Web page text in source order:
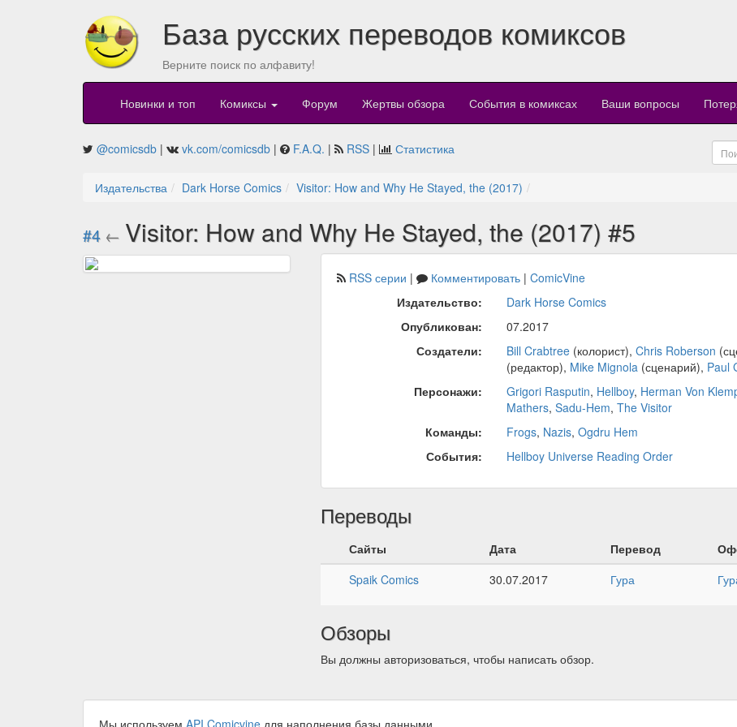
База русских переводов комиксов
Верните поиск по алфавиту!
Новинки и топ Комиксы Форум Жертвы обзора События в комиксах Ваши вопросы
@comicsdb | vk.com/comicsdb | F.A.Q. | RSS | Статистика
Издательства Dark Horse Comics Visitor: How and Why He Stayed, the (2017)
#4 ← Visitor: How and Why He Stayed, the (2017) #5
RSS серии | Комментировать| ComicVine
Издательство:
Dark Horse Comics
Опубликован:
07.2017
Создатели:
Bill Crabtree(колорист), Chris Roberson
(редактор), Mike Mignola(сценарий), Paul
Персонажи:
Grigori Rasputin, Hellboy, Herman Von
Mathers, Sadu-Hem, The Visitor
Команды:
Frogs, Nazis, Ogdru Hem
События:
Hellboy Universe Reading Order
Переводы
Сайты Дата Перевод
Spaik Comics
30.07.2017 Гура
Обзоры
Вы должны авторизоваться, чтобы написать обзор.